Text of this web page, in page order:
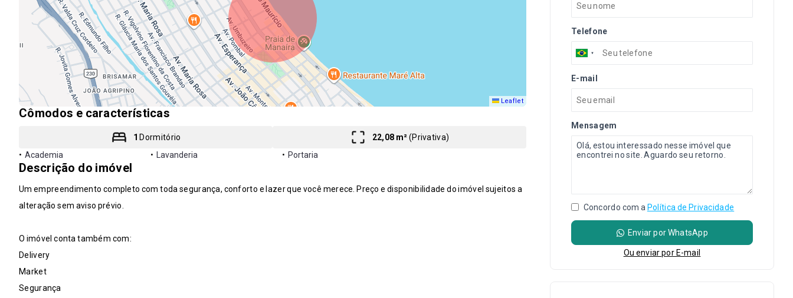
Leaflet
Cômodos e características
1 Dormitório 22,08 m²(Privativa)
• Academia • Lavanderia • Portaria
Descrição do imóvel
Um empreendimento completo com toda segurança, conforto e lazer que você merece. Preço e disponibilidade do imóvel sujeitos a
alteração sem aviso prévio.
O imóvel conta também com:
Delivery
Market
Segurança
Telefone
E-mail
Mensagem
Concordo com a Política de Privacidade
Enviar por WhatsApp
Ou enviar por E-mail